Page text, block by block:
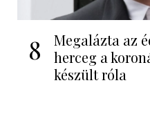
8
Megalázta az
herceg a
készült róla